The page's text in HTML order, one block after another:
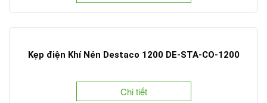
Kẹp điện Khí Nén Destaco 1200 DE-STA-CO-1200
Chi tiết